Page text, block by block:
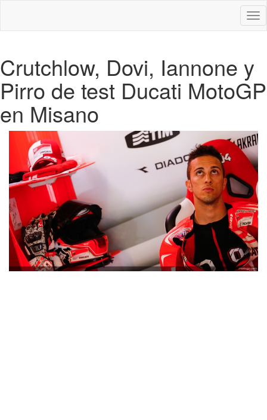
Crutchlow, Dovi, Iannone y
Pirro de test Ducati MotoGP
en Misano